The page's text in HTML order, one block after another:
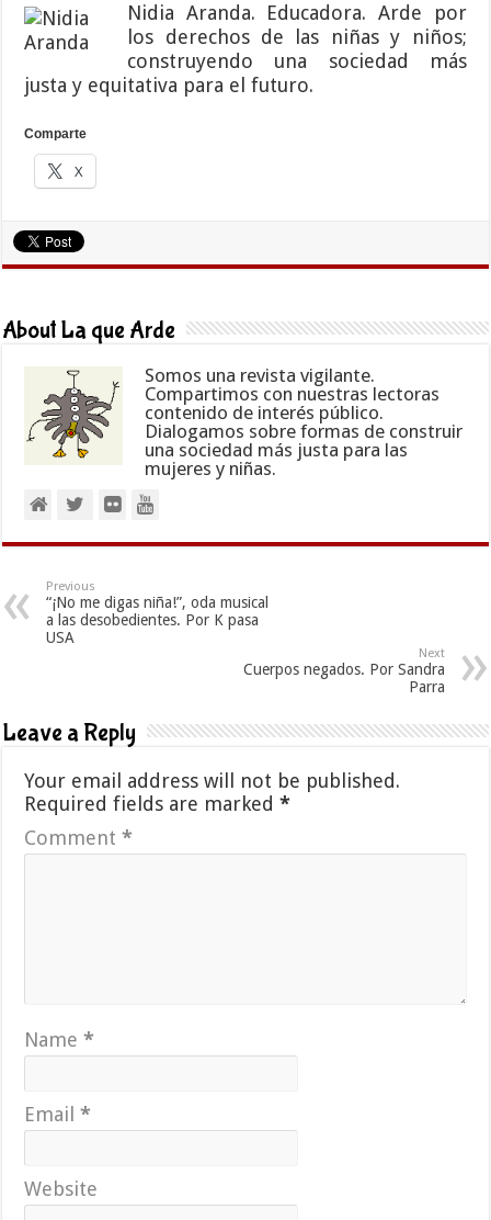
Nidia Aranda. Educadora. Arde por
los derechos de las niñas y niños;
construyendo una sociedad más
justa y equitativa para el futuro.
Comparte
X
About La que Arde
Somos una revista vigilante.
Compartimos con nuestras lectoras
contenido de interés público.
Dialogamos sobre formas de construir
una sociedad más justa para las
mujeres y niñas.
Previous
“¡No me digas niña!”, oda musical
a las desobedientes. Por K pasa
USA
Next
Cuerpos negados. Por Sandra
Parra
Leave a Reply
Your email address will not be published.
Required fields are marked*
Comment*
Name*
Email*
Website